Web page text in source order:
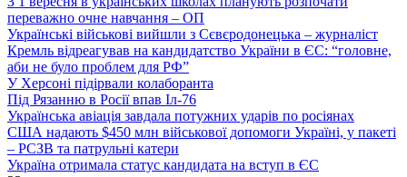
переважно очне навчання – ОП
Українські військові вийшли з Сєвєродонецька – журналіст
Кремль відреагував на кандидатство України в ЄС: “головне,
аби не було проблем для РФ”
У Херсоні підірвали колаборанта
Під Рязанню в Росії впав Іл-76
Українська авіація завдала потужних ударів по росіянах
США надають $450 млн військової допомоги Україні, у пакеті
– РСЗВ та патрульні катери
Україна отримала статус кандидата на вступ в ЄС